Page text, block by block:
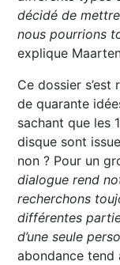
décidé de
nous pourrions
explique
Ce dossier
de quarante
sachant que les
disque sont
non ? Pour un
dialogue rend
recherchons
différentes
d’une seule
abondance tend